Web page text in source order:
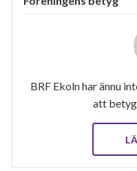
BRF Ekoln har ännu
att